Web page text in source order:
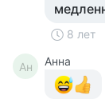
8 лет
Ан
Анна